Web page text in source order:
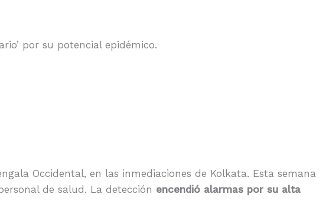
por su potencial epidémico.
Occidental, en las inmediaciones de Kolkata. Esta semana
de salud. La detección encendió alarmas por su alta